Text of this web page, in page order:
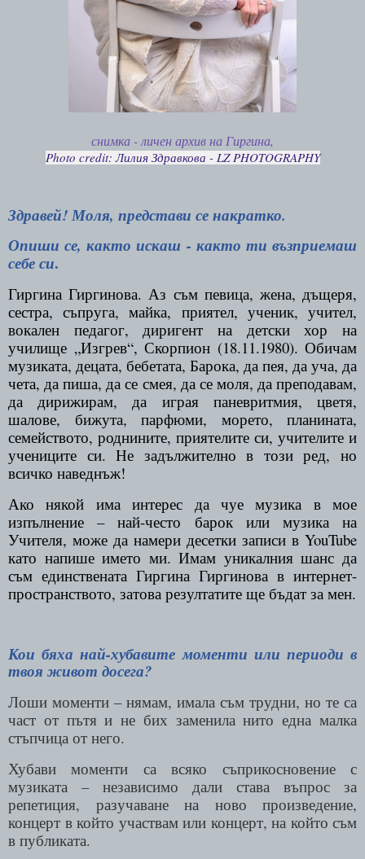
снимка - личен архив на Гиргина,
Photo credit: Лилия Здравкова - LZ PHOTOGRAPHY
Здравей! Моля, представи се накратко.
Опиши се, както искаш - както ти възприемаш
себе си.
Гиргина Гиргинова. Аз съм певица, жена, дъщеря,
сестра, съпруга, майка, приятел, ученик, учител,
вокален педагог, диригент на детски хор на
училище „Изгрев“, Скорпион (18.11.1980). Обичам
музиката, децата, бебетата, Барока, да пея, да уча, да
чета, да пиша, да се смея, да се моля, да преподавам,
да дирижирам, да играя паневритмия, цветя,
шалове, бижута, парфюми, морето, планината,
семейството, роднините, приятелите си, учителите и
учениците си. Не задължително в този ред, но
всичко наведнъж!
Ако някой има интерес да чуе музика в мое
изпълнение – най-често барок или музика на
Учителя, може да намери десетки записи в YouTube
като напише името ми. Имам уникалния шанс да
съм единствената Гиргина Гиргинова в интернет-
пространството, затова резултатите ще бъдат за мен.
Кои бяха най-хубавите моменти или периоди в
твоя живот досега?
Лоши моменти – нямам, имала съм трудни, но те са
част от пътя и не бих заменила нито една малка
стъпчица от него.
Хубави моменти са всяко съприкосновение с
музиката – независимо дали става въпрос за
репетиция, разучаване на ново произведение,
концерт в който участвам или концерт, на който съм
в публиката.